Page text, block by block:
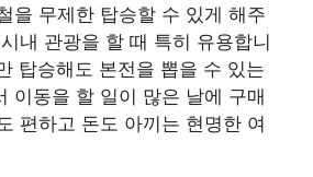
을 무제한 탑승할 수 있게 해주
내 관광을 할 때 특히 유용합니
탑승해도 본전을 뽑을 수 있는
이동을 할 일이 많은 날에 구매
편하고 돈도 아끼는 현명한 여